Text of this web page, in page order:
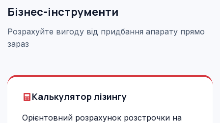
Бізнес-інструменти
Розрахуйте вигоду від придбання апарату прямо
зараз
Калькулятор лізингу
Орієнтовний розрахунок розстрочки на